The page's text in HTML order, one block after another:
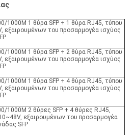
1000M 1 θύρα SFP + 1 θύρα RJ45, τύπου
εξαιρουμένων του προσαρμογέα ισχύος
1000M 1 θύρα SFP + 2 θύρα RJ45, τύπου
εξαιρουμένων του προσαρμογέα ισχύος
1000M 1 θύρα SFP + 4 θύρα RJ45, τύπου
εξαιρουμένων του προσαρμογέα ισχύος
1000M 2 θύρες SFP + 4 θύρες RJ45,
εξαιρουμένων του προσαρμογέα
SFP